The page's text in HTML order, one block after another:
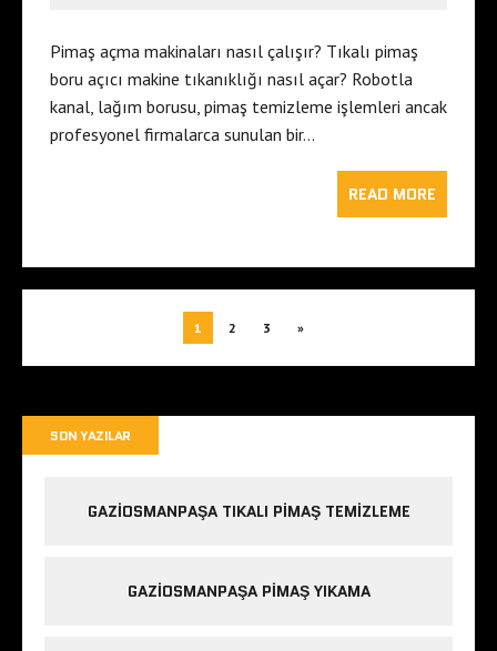
Pimaş açma makinaları nasıl çalışır? Tıkalı pimaş
boru açıcı makine tıkanıklığı nasıl açar? Robotla
kanal, lağım borusu, pimaş temizleme işlemleri ancak
profesyonel firmalarca sunulan bir…
READ MORE
1 2 3 »
SON YAZILAR
GAZIOSMANPAŞA TIKALI PIMAŞ TEMIZLEME
GAZIOSMANPAŞA PIMAŞ YIKAMA